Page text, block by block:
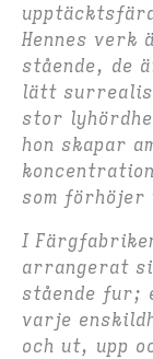
Hennes verk
stående, de
lätt
stor
hon skapar
som förhöjer
I
arrangerat
stående fur;
varje
och ut, upp